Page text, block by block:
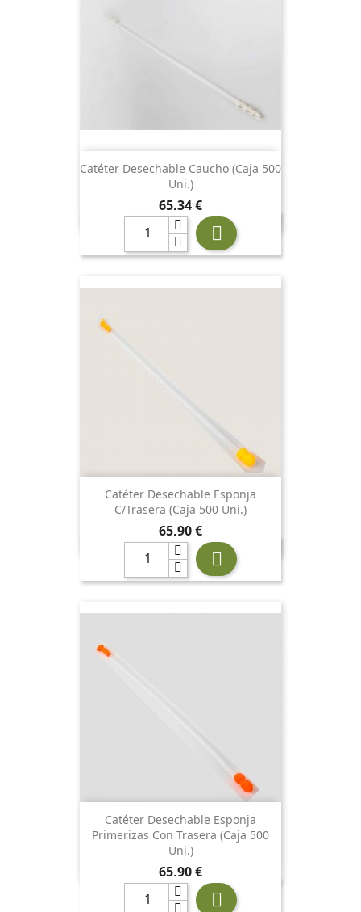
Catéter Desechable Caucho (Caja 500
Uni.)
Precio
65,34 €

Catéter Desechable Esponja
C/trasera (Caja 500 Uni.)
Precio
65,90 €

Catéter Desechable Esponja
Primerizas Con Trasera (Caja 500
Uni.)
Precio
65,90 €
